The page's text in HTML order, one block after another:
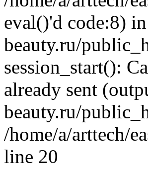
eval()'d code:8)
beauty.ru/
session_start():
already sent
beauty.ru/
/home/a/arttech/
line 20